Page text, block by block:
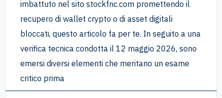
imbattuto nel sito stockfnc.com promettendo il
recupero di wallet crypto o di asset digitali
bloccati, questo articolo fa per te. In seguito a una
verifica tecnica condotta il 12 maggio 2026, sono
emersi diversi elementi che meritano un esame
critico prima